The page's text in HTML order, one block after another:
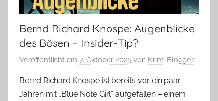
Bernd Richard Knospe: Augenblicke
des Bösen – Insider-Tip?
Veröffentlicht am 7. Oktober 2025 von Krimi Blogger
Bernd Richard Knospe ist bereits vor ein paar
Jahren mit „Blue Note Girl“ aufgefallen – einem